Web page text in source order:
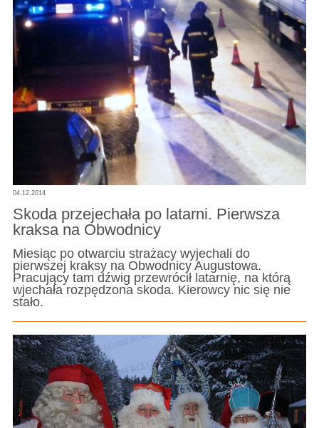
04.12.2014
Skoda przejechała po latarni. Pierwsza
kraksa na Obwodnicy
Miesiąc po otwarciu strażacy wyjechali do
pierwszej kraksy na Obwodnicy Augustowa.
Pracujący tam dźwig przewrócił latarnię, na którą
wjechała rozpędzona skoda. Kierowcy nic się nie
stało.